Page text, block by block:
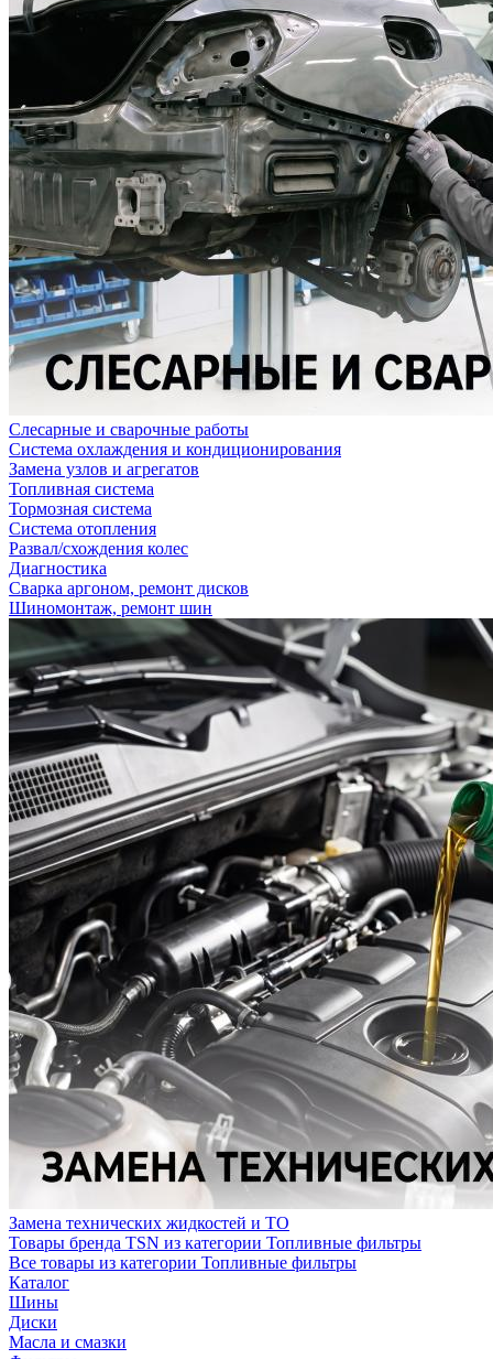
Слесарные и сварочные работы
Система охлаждения и кондиционирования
Замена узлов и агрегатов
Топливная система
Тормозная система
Система отопления
Развал/схождения колес
Диагностика
Сварка аргоном, ремонт дисков
Шиномонтаж, ремонт шин
Замена технических жидкостей и ТО
Товары бренда TSN из категории Топливные фильтры
Все товары из категории Топливные фильтры
Каталог
Шины
Диски
Масла и смазки